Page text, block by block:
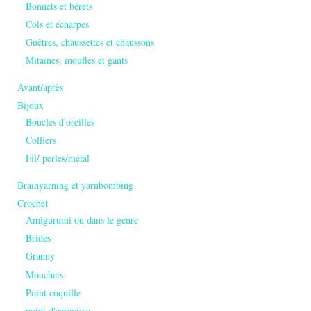
Bonnets et bérets
Cols et écharpes
Guêtres, chaussettes et chaussons
Mitaines, moufles et gants
Avant/après
Bijoux
Boucles d'oreilles
Colliers
Fil/ perles/métal
Brainyarning et yarnbombing
Crochet
Amigurumi ou dans le genre
Brides
Granny
Mouchets
Point coquille